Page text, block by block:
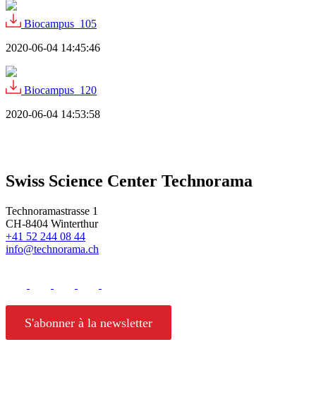
Biocampus_105
2020-06-04 14:45:46
Biocampus_120
2020-06-04 14:53:58
Swiss Science Center Technorama
Technoramastrasse 1
CH-8404 Winterthur
+41 52 244 08 44
info@technorama.ch
S'abonner à la newsletter